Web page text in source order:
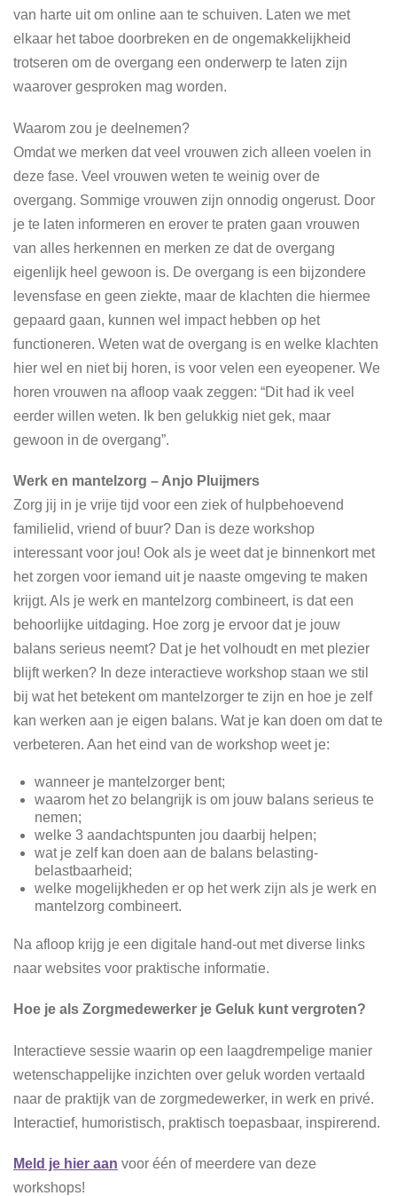
van harte uit om online aan te schuiven. Laten we met
elkaar het taboe doorbreken en de ongemakkelijkheid
trotseren om de overgang een onderwerp te laten zijn
waarover gesproken mag worden.
Waarom zou je deelnemen?
Omdat we merken dat veel vrouwen zich alleen voelen in
deze fase. Veel vrouwen weten te weinig over de
overgang. Sommige vrouwen zijn onnodig ongerust. Door
je te laten informeren en erover te praten gaan vrouwen
van alles herkennen en merken ze dat de overgang
eigenlijk heel gewoon is. De overgang is een bijzondere
levensfase en geen ziekte, maar de klachten die hiermee
gepaard gaan, kunnen wel impact hebben op het
functioneren. Weten wat de overgang is en welke klachten
hier wel en niet bij horen, is voor velen een eyeopener. We
horen vrouwen na afloop vaak zeggen: “Dit had ik veel
eerder willen weten. Ik ben gelukkig niet gek, maar
gewoon in de overgang”.
Werk en mantelzorg – Anjo Pluijmers
Zorg jij in je vrije tijd voor een ziek of hulpbehoevend
familielid, vriend of buur? Dan is deze workshop
interessant voor jou! Ook als je weet dat je binnenkort met
het zorgen voor iemand uit je naaste omgeving te maken
krijgt. Als je werk en mantelzorg combineert, is dat een
behoorlijke uitdaging. Hoe zorg je ervoor dat je jouw
balans serieus neemt? Dat je het volhoudt en met plezier
blijft werken? In deze interactieve workshop staan we stil
bij wat het betekent om mantelzorger te zijn en hoe je zelf
kan werken aan je eigen balans. Wat je kan doen om dat te
verbeteren. Aan het eind van de workshop weet je:
wanneer je mantelzorger bent;
waarom het zo belangrijk is om jouw balans serieus te
nemen;
welke 3 aandachtspunten jou daarbij helpen;
wat je zelf kan doen aan de balans belasting-
belastbaarheid;
welke mogelijkheden er op het werk zijn als je werk en
mantelzorg combineert.
Na afloop krijg je een digitale hand-out met diverse links
naar websites voor praktische informatie.
Hoe je als Zorgmedewerker je Geluk kunt vergroten?
Interactieve sessie waarin op een laagdrempelige manier
wetenschappelijke inzichten over geluk worden vertaald
naar de praktijk van de zorgmedewerker, in werk en privé.
Interactief, humoristisch, praktisch toepasbaar, inspirerend.
Meld je hier aan voor één of meerdere van deze
workshops!